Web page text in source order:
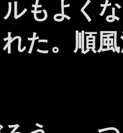
もよく
た。順